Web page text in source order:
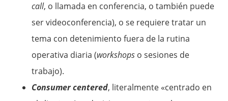
call, o llamada en conferencia, o también puede
ser videoconferencia), o se requiere tratar un
tema con detenimiento fuera de la rutina
operativa diaria (workshops o sesiones de
trabajo).
Consumer centered, literalmente «centrado en